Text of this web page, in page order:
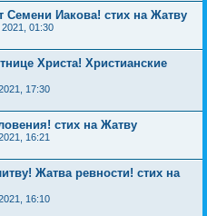
Семени Иакова! стих на Жатву
2021, 01:30
Христа! Христианские
17:30
стих на Жатву
16:21
Жатва ревности! стих на
16:10